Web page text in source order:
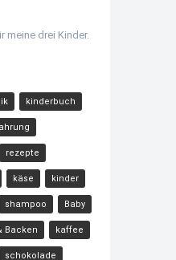
meine drei Kinder.
kinderbuch
rezepte
käse kinder
shampoo Baby
Backen kaffee
schokolade